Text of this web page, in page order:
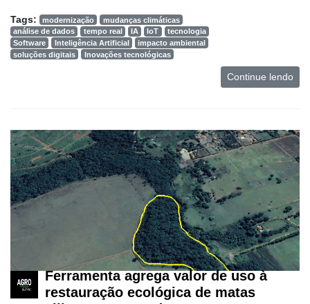
Tags: modernização
mudanças climáticas
análise de dados
tempo real IA IoT
tecnologia
Software
Inteligência Artificial
impacto ambiental
soluções digitais
Inovações tecnológicas
Continue lendo
Ferramenta agrega valor de uso à
restauração ecológica de matas